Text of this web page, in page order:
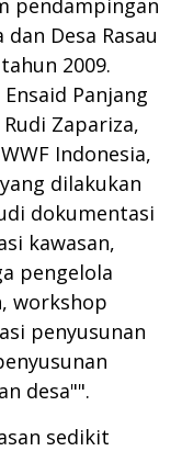
pendampingan
Desa Rasau
2009.
Panjang
Zapariza,
Indonesia,
dilakukan
dokumentasi
kawasan,
pengelola
workshop
penyusunan
desa"".
sedikit